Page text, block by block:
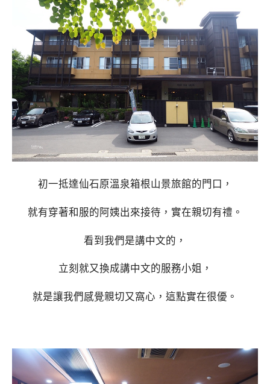
初一抵達仙石原溫泉箱根山景旅館的門口，
就有穿著和服的阿姨出來接待，實在親切有禮。
看到我們是講中文的，
立刻就又換成講中文的服務小姐，
就是讓我們感覺親切又窩心，這點實在很優。